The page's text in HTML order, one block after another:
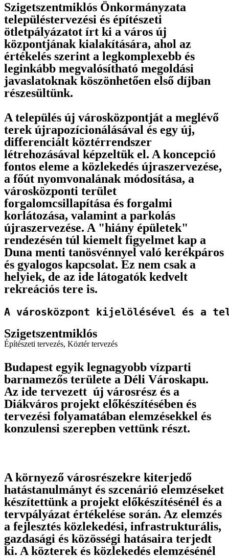
Szigetszentmiklós Önkormányzata
településtervezési és építészeti
ötletpályázatot írt ki a város új
központjának kialakítására, ahol az
értékelés szerint a legkomplexebb és
leginkább megvalósítható megoldási
javaslatoknak köszönhetően első díjban
részesültünk.
A település új városközpontját a meglévő
terek újrapozícionálásával és egy új,
differenciált köztérrendszer
létrehozásával képzeltük el. A koncepció
fontos eleme a közlekedés újraszervezése,
a főút nyomvonalának módosítása, a
városközponti terület
forgalomcsillapítása és forgalmi
korlátozása, valamint a parkolás
újraszervezése. A "hiány épületek"
rendezésén túl kiemelt figyelmet kap a
Duna menti tanösvénnyel való kerékpáros
és gyalogos kapcsolat. Ez nem csak a
helyiek, de az ide látogatók kedvelt
rekreációs tere is.
A városközpont kijelölésével és a
Szigetszentmiklós
Építészeti tervezés, Köztér tervezés
Budapest egyik legnagyobb vízparti
barnamezős területe a Déli Városkapu.
Az ide tervezett új városrész és a
Diákváros projekt előkészítésében és
tervezési folyamatában elemzésekkel és
konzulensi szerepben vettünk részt.
A környező városrészekre kiterjedő
hatástanulmányt és szcenárió elemzéseket
készítettünk a projekt előkészítésénél és a
tervpályázat értékelése során. Az elemzés
a fejlesztés közlekedési, infrastrukturális,
gazdasági és közösségi hatásaira terjedt
ki. A közterek és közlekedés elemzésénél